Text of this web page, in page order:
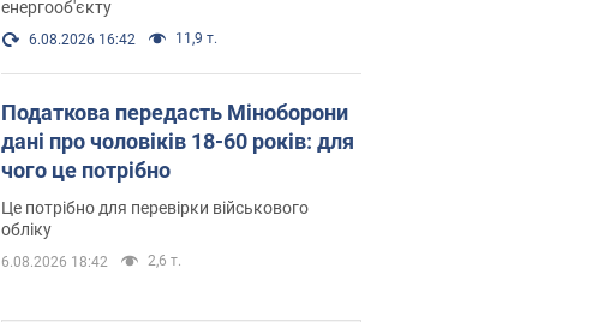
енергооб'єкту
6.08.2026 16:42 11,9 т.
Податкова передасть Міноборони
дані про чоловіків 18-60 років: для
чого це потрібно
Це потрібно для перевірки військового
обліку
6.08.2026 18:42 2,6 т.